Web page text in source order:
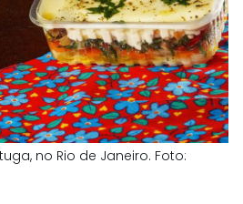
no Rio de Janeiro. Foto: